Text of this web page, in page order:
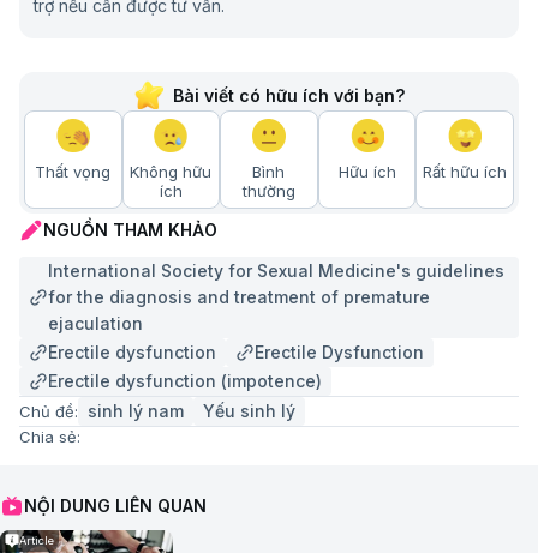
trợ nếu cần được tư vấn.
Bài viết có hữu ích với bạn?
Thất vọng
Không hữu
ích
Bình
thường
Hữu ích Rất hữu ích
NGUỒN THAM KHẢO
International Society for Sexual Medicine's guidelines
for the diagnosis and treatment of premature
ejaculation
Erectile dysfunction
Erectile Dysfunction
Erectile dysfunction (impotence)
Chủ đề: sinh lý nam Yếu sinh lý
Chia sẻ:
NỘI DUNG LIÊN QUAN
Article